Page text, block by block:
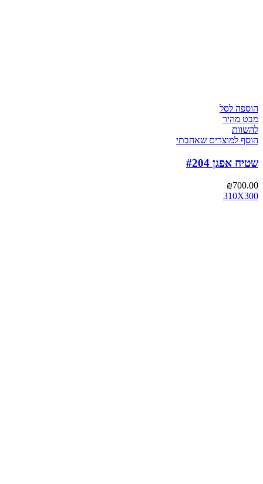
הוספה לסל
מבט מהיר
להשוות
הוסף למוצרים שאהבתי
שטיח אפגן #204
₪700.00
310X300